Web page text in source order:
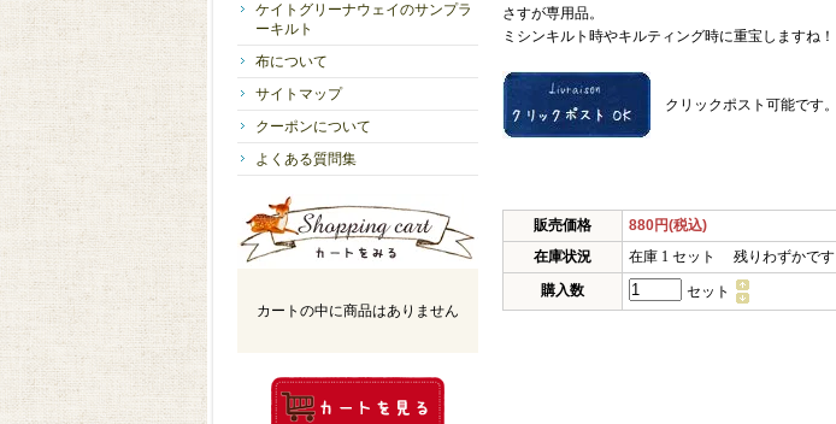
ケイトグリーナウェイのサンプラ
ーキルト
布について
サイトマップ
クーポンについて
よくある質問集
カートの中に商品はありません
さすが専用品。
ミシンキルト時やキルティング時に重宝しますね！
クリックポスト可能です。
販売価格
880円(税込)
在庫状況
在庫 1 セット 残りわずかです
購入数
セット